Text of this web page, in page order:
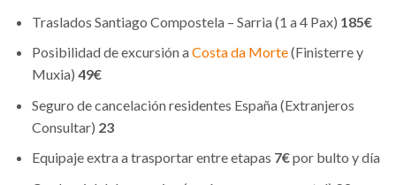
Traslados Santiago Compostela – Sarria (1 a 4 Pax) 185€
Posibilidad de excursión aCosta da Morte(Finisterre y
Muxia) 49€
Seguro de cancelación residentes España (Extranjeros
Consultar) 23
Equipaje extra a trasportar entre etapas 7€por bulto y día